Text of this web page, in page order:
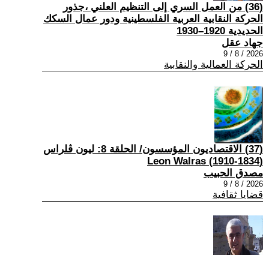
(36) من العمل السري إلى التنظيم العلني ،جذور
الحركة النقابية العربية الفلسطينية ودور عمال السكك
الحديدية 1920–1930
جهاد عقل
2026 / 8 / 9
الحركة العمالية والنقابية
(37) الاقتصاديون المؤسسون/ الحلقة 8: ليون ڤلراس
(1834-1910) Leon Walras
مصدق الحبيب
2026 / 8 / 9
قضايا ثقافية